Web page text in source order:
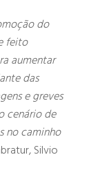
do
feito
aumentar
das
e greves
cenário de
no caminho
Silvio